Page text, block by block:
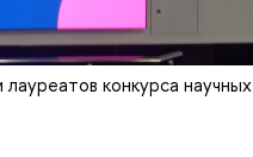
конкурса научных